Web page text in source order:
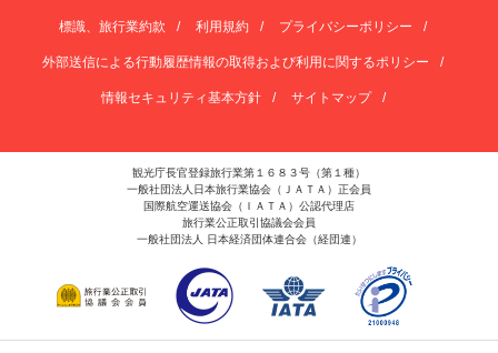
標識、旅行業約款 利用規約 プライバシーポリシー
外部送信による行動履歴情報の取得および利用に関するポリシー
情報セキュリティ基本方針 サイトマップ
観光庁長官登録旅行業第１６８３号（第１種）
一般社団法人日本旅行業協会（ＪＡＴＡ）正会員
国際航空運送協会（ＩＡＴＡ）公認代理店
旅行業公正取引協議会会員
一般社団法人 日本経済団体連合会（経団連）